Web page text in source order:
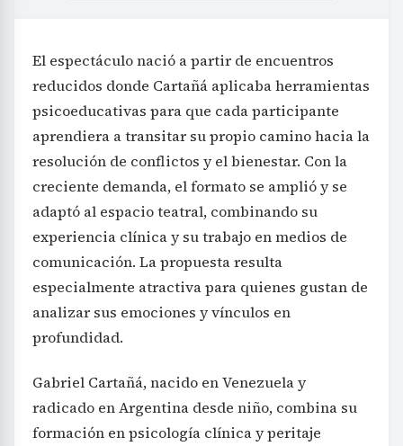
El espectáculo nació a partir de encuentros
reducidos donde Cartañá aplicaba herramientas
psicoeducativas para que cada participante
aprendiera a transitar su propio camino hacia la
resolución de conflictos y el bienestar. Con la
creciente demanda, el formato se amplió y se
adaptó al espacio teatral, combinando su
experiencia clínica y su trabajo en medios de
comunicación. La propuesta resulta
especialmente atractiva para quienes gustan de
analizar sus emociones y vínculos en
profundidad.
Gabriel Cartañá, nacido en Venezuela y
radicado en Argentina desde niño, combina su
formación en psicología clínica y peritaje